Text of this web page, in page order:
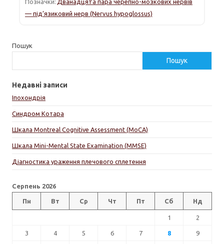
Позначки: Дванадцята пара черепно-мозкових нервів
— під’язиковий нерв (Nervus hypoglossus)
Пошук
Пошук
Недавні записи
Іпохондрія
Синдром Котара
Шкала Montreal Cognitive Assessment (MoCA)
Шкала Mini-Mental State Examination (MMSE)
Діагностика ураження плечового сплетення
Серпень 2026
Пн Вт Ср Чт Пт Сб Нд
1 2
3 4 5 6 7 8 9